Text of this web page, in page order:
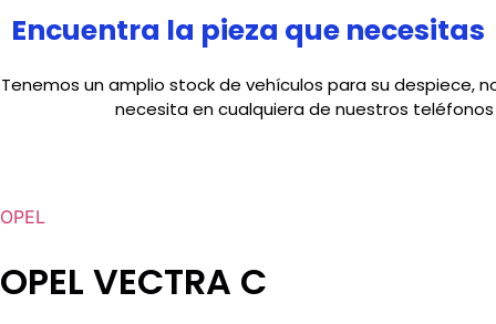
Encuentra la pieza que necesitas
Tenemos un amplio stock de vehículos para su despiece,
necesita en cualquiera de nuestros teléfonos
OPEL
OPEL VECTRA C